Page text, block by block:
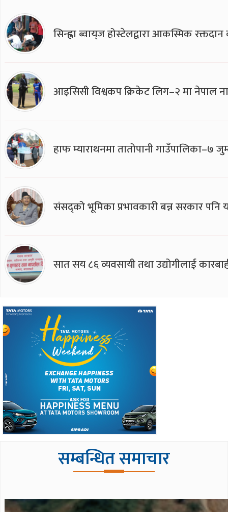
सिन्ह्वा ब्वाय्‌ज होस्टेलद्वारा आकस्मिक
आइसिसी विश्वकप क्रिकेट लिग–२ मा नेपाल
हाफ म्याराथनमा तातोपानी गाउँपालिका–७
संसद्को भूमिका प्रभावकारी बन्न सरकार पनि
सात सय ८६ व्यवसायी तथा उद्योगीलाई
सम्बन्धित समाचार